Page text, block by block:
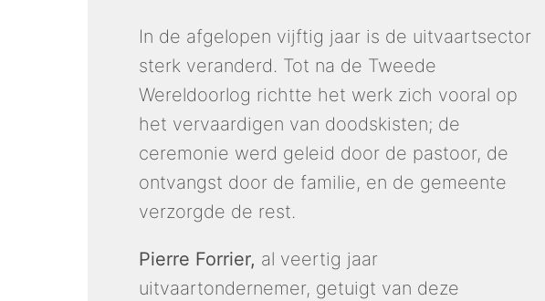
In de afgelopen vijftig jaar is de uitvaartsector
sterk veranderd. Tot na de Tweede
Wereldoorlog richtte het werk zich vooral op
het vervaardigen van doodskisten; de
ceremonie werd geleid door de pastoor, de
ontvangst door de familie, en de gemeente
verzorgde de rest.
Pierre Forrier, al veertig jaar
uitvaartondernemer, getuigt van deze